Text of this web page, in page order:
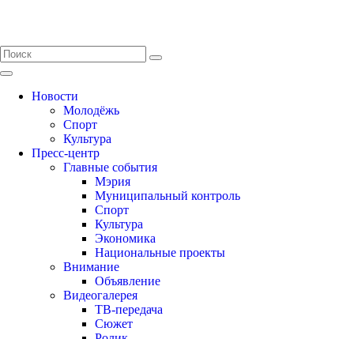
Новости
Молодёжь
Спорт
Культура
Пресс-центр
Главные события
Мэрия
Муниципальный контроль
Спорт
Культура
Экономика
Национальные проекты
Внимание
Объявление
Видеогалерея
ТВ-передача
Сюжет